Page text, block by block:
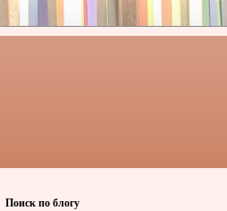
Поиск по блогу